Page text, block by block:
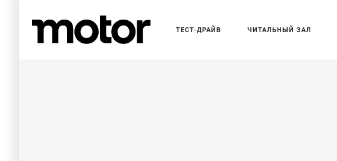
ТЕСТ-ДРАЙВ ЧИТАЛЬНЫЙ ЗАЛ